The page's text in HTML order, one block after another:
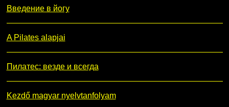
Введение в йогу
A Pilates alapjai
Пилатес: везде и всегда
Kezdő magyar nyelvtanfolyam